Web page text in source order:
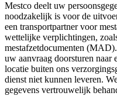
Mestco deelt uw
noodzakelijk is voor de
een transportpartner voor
wettelijke verplichtingen,
mestafzetdocumenten
uw aanvraag doorsturen naar
locatie buiten ons
dienst niet kunnen leveren.
gegevens vertrouwelijk